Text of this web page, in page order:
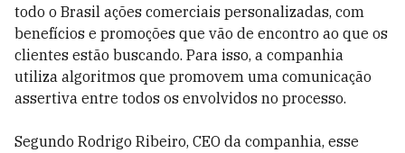
todo o Brasil ações comerciais personalizadas, com
benefícios e promoções que vão de encontro ao que os
clientes estão buscando. Para isso, a companhia
utiliza algoritmos que promovem uma comunicação
assertiva entre todos os envolvidos no processo.
Segundo Rodrigo Ribeiro, CEO da companhia, esse